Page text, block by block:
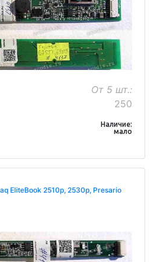
От 5 шт.:
250
Наличие:
мало
EliteBook 2510p, 2530p, Presario